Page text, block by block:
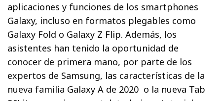
aplicaciones y funciones de los smartphones
Galaxy, incluso en formatos plegables como
Galaxy Fold o Galaxy Z Flip. Además, los
asistentes han tenido la oportunidad de
conocer de primera mano, por parte de los
expertos de Samsung, las características de la
nueva familia Galaxy A de 2020 o la nueva Tab